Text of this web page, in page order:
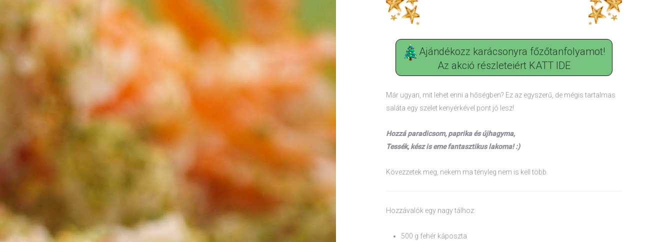
Ajándékozz karácsonyra főzőtanfolyamot!
Az akció részleteiért KATT IDE
Már ugyan, mit lehet enni a hőségben? Ez az egyszerű, de mégis tartalmas
saláta egy szelet kenyérkével pont jó lesz!
Hozzá paradicsom, paprika és újhagyma,
Tessék, kész is eme fantasztikus lakoma! :)
Kövezzetek meg, nekem ma tényleg nem is kell több.
Hozzávalók egy nagy tálhoz:
500 g fehér káposzta